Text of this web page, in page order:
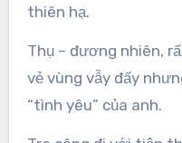
thiên hạ.
Thụ – đương nhiên,
vẻ vùng vẫy đấy
“tình yêu” của anh.